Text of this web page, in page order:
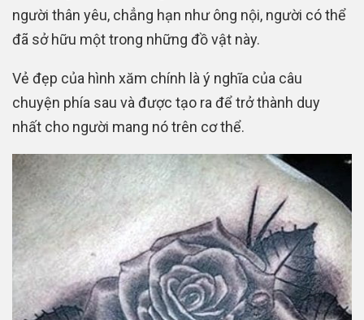
người thân yêu, chẳng hạn như ông nội, người có thể
đã sở hữu một trong những đồ vật này.
Vẻ đẹp của hình xăm chính là ý nghĩa của câu
chuyện phía sau và được tạo ra để trở thành duy
nhất cho người mang nó trên cơ thể.